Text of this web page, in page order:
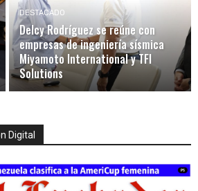
DESTACADO
Delcy Rodríguez se reúne con
empresas de ingeniería sísmica
Miyamoto International y TFI
Solutions
Digital